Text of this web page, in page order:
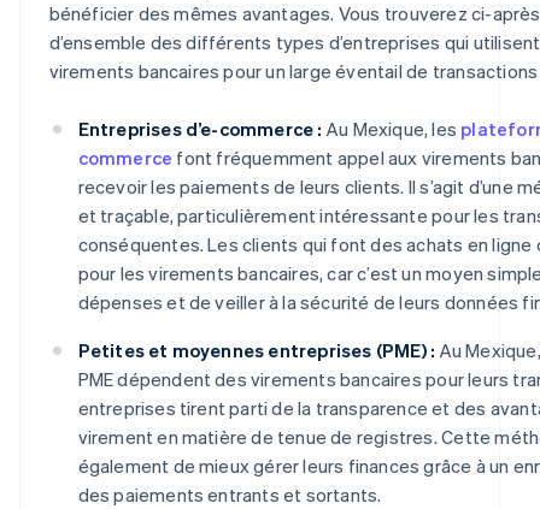
bénéficier des mêmes avantages. Vous trouverez ci-
d’ensemble des différents types d’entreprises qui
virements bancaires pour un large éventail de transactions
Entreprises d’e-commerce : Au Mexique, les
commerce font fréquemment appel aux virements
recevoir les paiements de leurs clients. Il s’agit d’une
et traçable, particulièrement intéressante pour les
conséquentes. Les clients qui font des achats en
pour les virements bancaires, car c’est un moyen
dépenses et de veiller à la sécurité de leurs données
Petites et moyennes entreprises (PME) : Au
PME dépendent des virements bancaires pour leurs
entreprises tirent parti de la transparence et des
virement en matière de tenue de registres. Cette
également de mieux gérer leurs finances grâce à un
des paiements entrants et sortants.